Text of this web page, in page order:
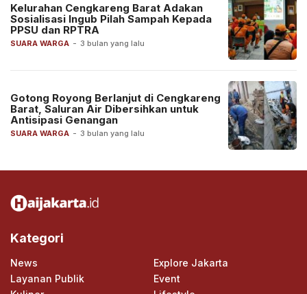
SUARA WARGA - 3 bulan yang lalu
Kelurahan Cengkareng Barat Adakan
Sosialisasi Ingub Pilah Sampah Kepada
PPSU dan RPTRA
SUARA WARGA - 3 bulan yang lalu
Gotong Royong Berlanjut di Cengkareng
Barat, Saluran Air Dibersihkan untuk
Antisipasi Genangan
Kategori
News
Explore Jakarta
Layanan Publik
Event